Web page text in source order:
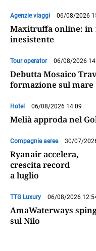
Agenzie viaggi 06/08/2026
Maxitruffa online: in
inesistente
Tour operator 06/08/2026
Debutta Mosaico
formazione sul mare
Hotel 06/08/2026 14:09
Melià approda nel
Compagnie aeree 30/07/
Ryanair accelera,
crescita record
a luglio
TTG Luxury 06/08/2026
AmaWaterways
sul Nilo